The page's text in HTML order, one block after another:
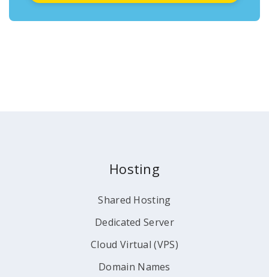
Hosting
Shared Hosting
Dedicated Server
Cloud Virtual (VPS)
Domain Names